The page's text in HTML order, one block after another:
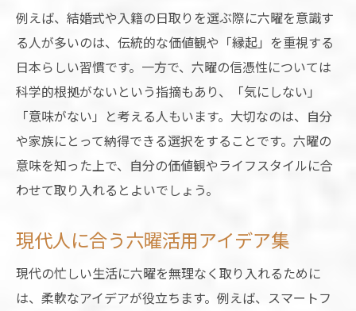
例えば、結婚式や入籍の日取りを選ぶ際に六曜を意識す
る人が多いのは、伝統的な価値観や「縁起」を重視する
日本らしい習慣です。一方で、六曜の信憑性については
科学的根拠がないという指摘もあり、「気にしない」
「意味がない」と考える人もいます。大切なのは、自分
や家族にとって納得できる選択をすることです。六曜の
意味を知った上で、自分の価値観やライフスタイルに合
わせて取り入れるとよいでしょう。
現代人に合う六曜活用アイデア集
現代の忙しい生活に六曜を無理なく取り入れるために
は、柔軟なアイデアが役立ちます。例えば、スマートフ